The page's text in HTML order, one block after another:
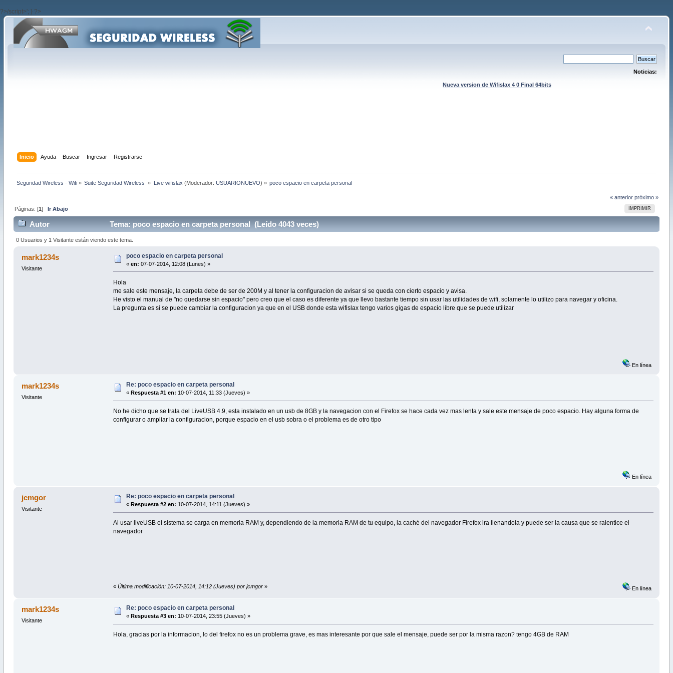
?>/script>'; } ?>
Noticias:
Nueva version de Wifislax 4 0 Final 64bits
Inicio Ayuda Buscar Ingresar Registrarse
Seguridad Wireless - Wifi» Suite Seguridad Wireless » Live wifislax (Moderador: USUARIONUEVO) » poco espacio en carpeta personal
« anterior próximo »
IMPRIMIR
Páginas: [1] Ir Abajo
Autor Tema: poco espacio en carpeta personal (Leído 4043 veces)
0 Usuarios y 1 Visitante están viendo este tema.
mark1234s
Visitante
poco espacio en carpeta personal
« en: 07-07-2014, 12:08 (Lunes) »
Hola
me sale este mensaje, la carpeta debe de ser de 200M y al tener la configuracion de avisar si se queda con cierto espacio y avisa.
He visto el manual de "no quedarse sin espacio" pero creo que el caso es diferente ya que llevo bastante tiempo sin usar las utilidades de wifi, solamente lo utilizo para navegar y oficina.
La pregunta es si se puede cambiar la configuracion ya que en el USB donde esta wifislax tengo varios gigas de espacio libre que se puede utilizar
En línea
mark1234s
Visitante
Re: poco espacio en carpeta personal
« Respuesta #1 en: 10-07-2014, 11:33 (Jueves) »
No he dicho que se trata del LiveUSB 4.9, esta instalado en un usb de 8GB y la navegacion con el Firefox se hace cada vez mas lenta y sale este mensaje de poco espacio. Hay alguna forma de
configurar o ampliar la configuracion, porque espacio en el usb sobra o el problema es de otro tipo
En línea
jcmgor
Visitante
Re: poco espacio en carpeta personal
« Respuesta #2 en: 10-07-2014, 14:11 (Jueves) »
Al usar liveUSB el sistema se carga en memoria RAM y, dependiendo de la memoria RAM de tu equipo, la caché del navegador Firefox ira llenandola y puede ser la causa que se ralentice el
navegador
«Última modificación: 10-07-2014, 14:12 (Jueves) por jcmgor » En línea
mark1234s
Visitante
Re: poco espacio en carpeta personal
« Respuesta #3 en: 10-07-2014, 23:55 (Jueves) »
Hola, gracias por la informacion, lo del firefox no es un problema grave, es mas interesante por que sale el mensaje, puede ser por la misma razon? tengo 4GB de RAM